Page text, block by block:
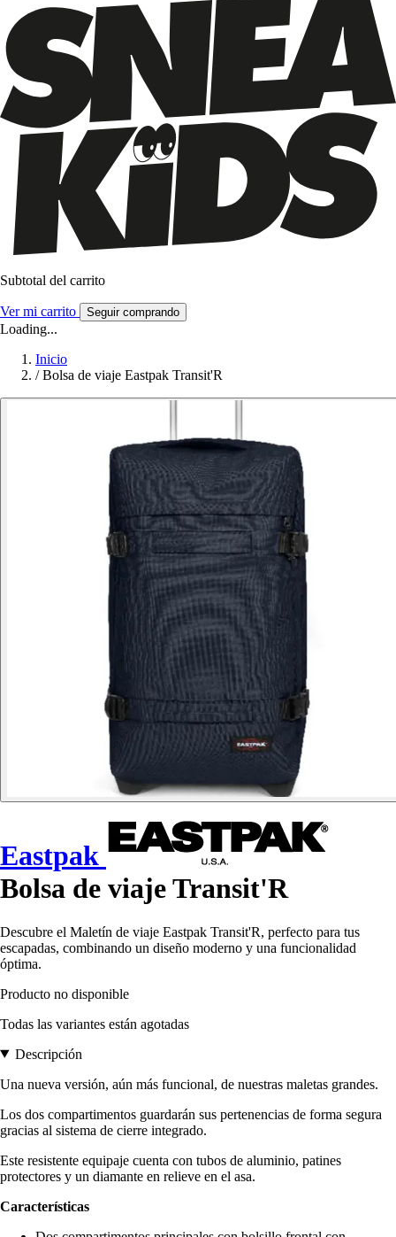
Subtotal del carrito
Ver mi carrito Seguir comprando
Loading...
Inicio
/ Bolsa de viaje Eastpak Transit'R
Eastpak
Bolsa de viaje Transit'R
Descubre el Maletín de viaje Eastpak Transit'R, perfecto para tus
escapadas, combinando un diseño moderno y una funcionalidad
óptima.
Producto no disponible
Todas las variantes están agotadas
Descripción
Una nueva versión, aún más funcional, de nuestras maletas grandes.
Los dos compartimentos guardarán sus pertenencias de forma segura
gracias al sistema de cierre integrado.
Este resistente equipaje cuenta con tubos de aluminio, patines
protectores y un diamante en relieve en el asa.
Características